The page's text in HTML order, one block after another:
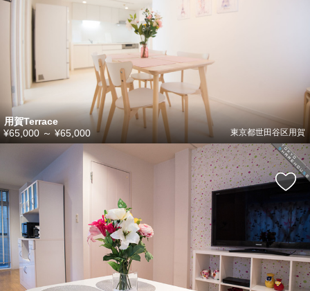
用賀Terrace
東京都世田谷区用賀
¥65,000～¥65,000